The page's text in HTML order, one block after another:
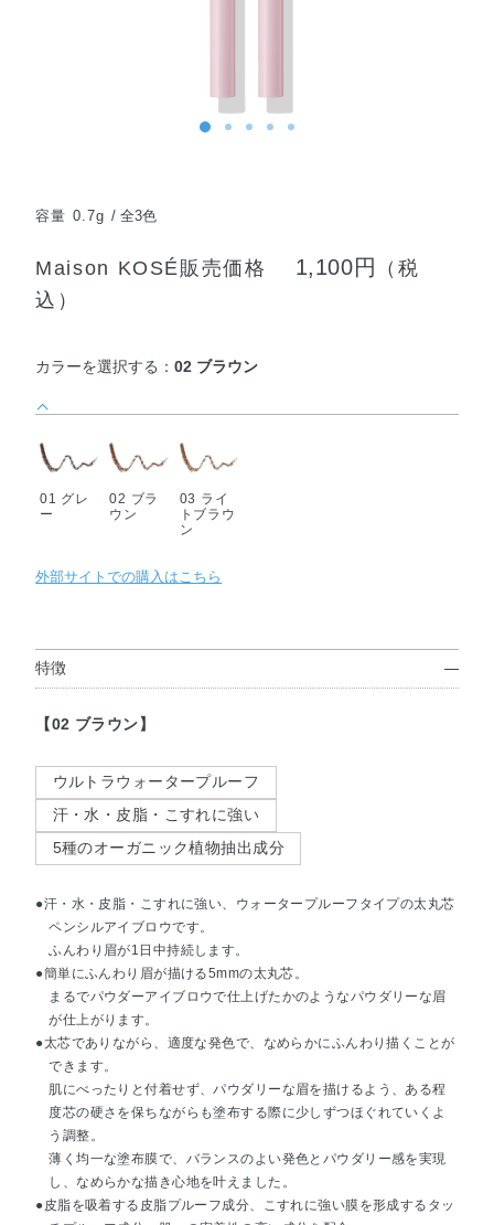
容量 0.7g 全3色
Maison KOSÉ販売価格 1,100円
（税
込）
カラーを選択する：02 ブラウン
01 グレ
ー
02 ブラ
ウン
03 ライ
トブラウ
ン
外部サイトでの購入はこちら
特徴
【02 ブラウン】
ウルトラウォータープルーフ
汗・水・皮脂・こすれに強い
5種のオーガニック植物抽出成分
●汗・水・皮脂・こすれに強い、ウォータープルーフタイプの太丸芯
ペンシルアイブロウです。
ふんわり眉が1日中持続します。
●簡単にふんわり眉が描ける5mmの太丸芯。
まるでパウダーアイブロウで仕上げたかのようなパウダリーな眉
が仕上がります。
●太芯でありながら、適度な発色で、なめらかにふんわり描くことが
できます。
肌にべったりと付着せず、パウダリーな眉を描けるよう、ある程
度芯の硬さを保ちながらも塗布する際に少しずつほぐれていくよ
う調整。
薄く均一な塗布膜で、バランスのよい発色とパウダリー感を実現
し、なめらかな描き心地を叶えました。
●皮脂を吸着する皮脂プルーフ成分、こすれに強い膜を形成するタッ